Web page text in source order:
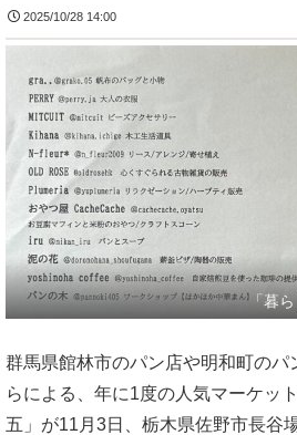
2025/10/28 14:00
「暮
群馬県館林市のパン店や明和町のパ
らによる、年に1度の人気マーケ
五」が11月3日、栃木県佐野市長谷